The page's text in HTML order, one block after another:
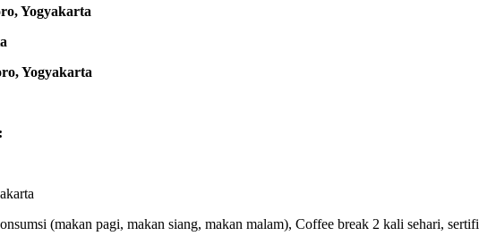
Yogyakarta
Yogyakarta
(makan pagi, makan siang, makan malam), Coffee break 2 kali sehari,